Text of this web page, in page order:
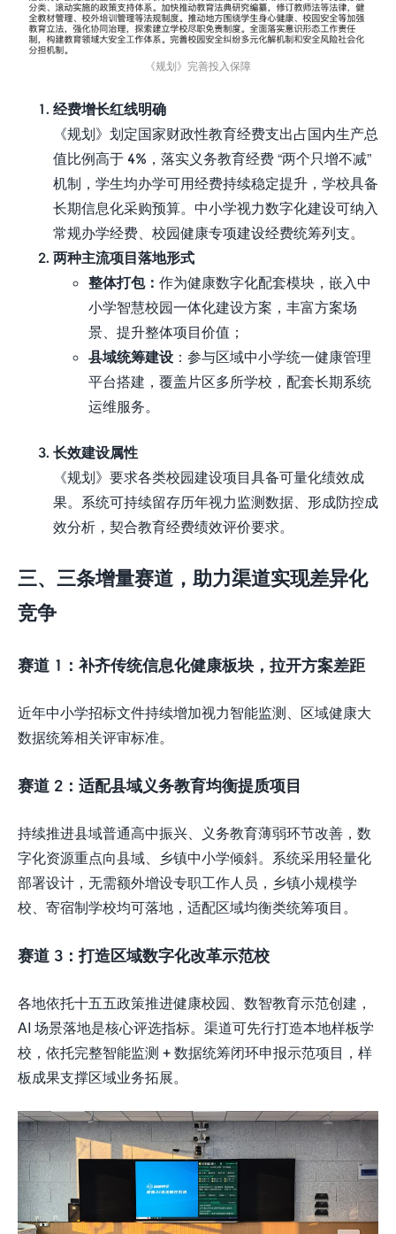
《规划》完善投入保障
经费增长红线明确
《规划》划定国家财政性教育经费支出占国内生产总
值比例高于 4%，落实义务教育经费 “两个只增不减”
机制，学生均办学可用经费持续稳定提升，学校具备
长期信息化采购预算。中小学视力数字化建设可纳入
常规办学经费、校园健康专项建设经费统筹列支。
两种主流项目落地形式
整体打包： 作为健康数字化配套模块，嵌入中
小学智慧校园一体化建设方案，丰富方案场
景、提升整体项目价值；
县域统筹建设 ：参与区域中小学统一健康管理
平台搭建，覆盖片区多所学校，配套长期系统
运维服务。
长效建设属性
《规划》要求各类校园建设项目具备可量化绩效成
果。系统可持续留存历年视力监测数据、形成防控成
效分析，契合教育经费绩效评价要求。
三、三条增量赛道，助力渠道实现差异化
竞争
赛道 1 ：补齐传统信息化健康板块，拉开方案差距
近年中小学招标文件持续增加视力智能监测、区域健康大
数据统筹相关评审标准。
赛道 2 ：适配县域义务教育均衡提质项目
持续推进县域普通高中振兴、义务教育薄弱环节改善，数
字化资源重点向县域、乡镇中小学倾斜。系统采用轻量化
部署设计，无需额外增设专职工作人员，乡镇小规模学
校、寄宿制学校均可落地，适配区域均衡类统筹项目。
赛道 3 ：打造区域数字化改革示范校
各地依托十五五政策推进健康校园、数智教育示范创建，
AI 场景落地是核心评选指标。渠道可先行打造本地样板学
校，依托完整智能监测 + 数据统筹闭环申报示范项目，样
板成果支撑区域业务拓展。